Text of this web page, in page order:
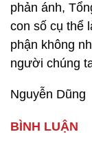
phản ánh,
con số cụ thể
phận không
người chúng
Nguyễn Dũng